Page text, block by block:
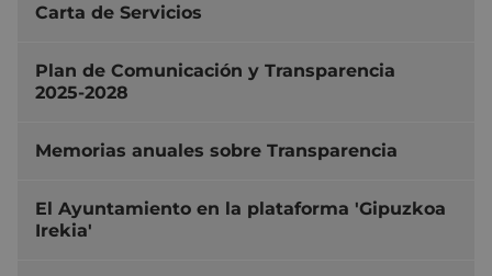
Carta de Servicios
Plan de Comunicación y Transparencia
2025-2028
Memorias anuales sobre Transparencia
El Ayuntamiento en la plataforma 'Gipuzkoa
Irekia'